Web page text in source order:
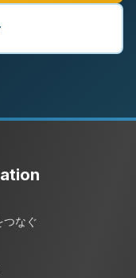
つなぐ